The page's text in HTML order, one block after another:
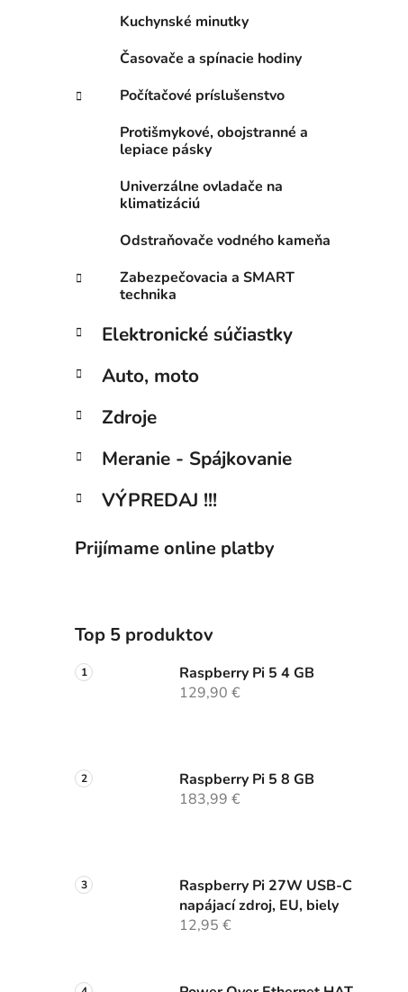
Kuchynské minutky
Časovače a spínacie hodiny
Počítačové príslušenstvo
Protišmykové, obojstranné a
lepiace pásky
Univerzálne ovladače na
klimatizáciú
Odstraňovače vodného kameňa
Zabezpečovacia a SMART
technika
Elektronické súčiastky
Auto, moto
Zdroje
Meranie - Spájkovanie
VÝPREDAJ !!!
Prijímame online platby
Top 5 produktov
Raspberry Pi 5 4 GB
129,90 €
Raspberry Pi 5 8 GB
183,99 €
Raspberry Pi 27W USB-C
napájací zdroj, EU, biely
12,95 €